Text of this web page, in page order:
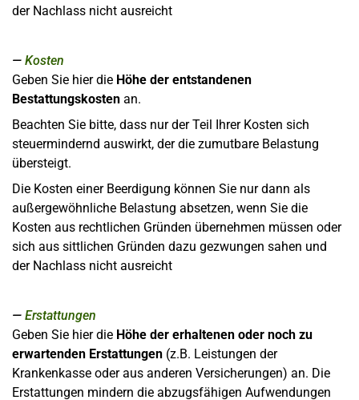
der Nachlass nicht ausreicht
Kosten
Geben Sie hier die Höhe der entstandenen
Bestattungskosten an.
Beachten Sie bitte, dass nur der Teil Ihrer Kosten sich
steuermindernd auswirkt, der die zumutbare Belastung
übersteigt.
Die Kosten einer Beerdigung können Sie nur dann als
außergewöhnliche Belastung absetzen, wenn Sie die
Kosten aus rechtlichen Gründen übernehmen müssen oder
sich aus sittlichen Gründen dazu gezwungen sahen und
der Nachlass nicht ausreicht
Erstattungen
Geben Sie hier die Höhe der erhaltenen oder noch zu
erwartenden Erstattungen (z.B. Leistungen der
Krankenkasse oder aus anderen Versicherungen) an. Die
Erstattungen mindern die abzugsfähigen Aufwendungen